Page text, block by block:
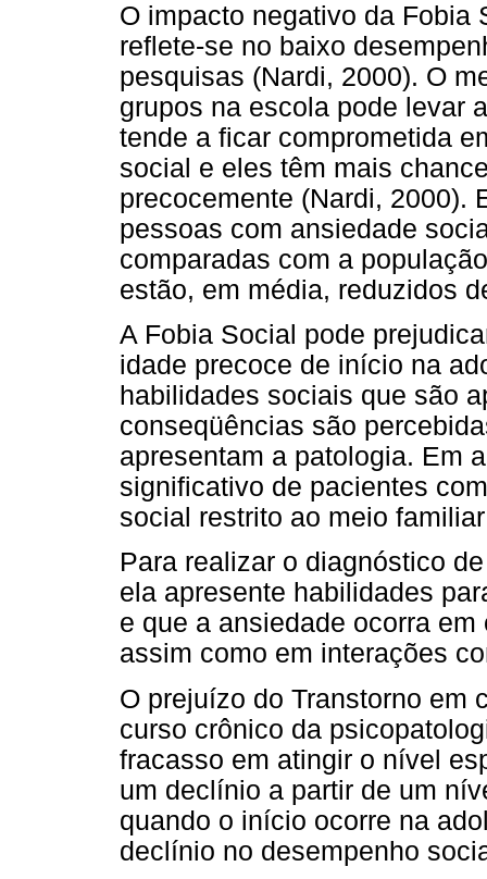
O impacto negativo da Fobia
reflete-se no baixo
pesquisas (Nardi, 2000). O
grupos na escola pode levar
tende a ficar comprometida
social e eles têm mais
precocemente (Nardi, 2000).
pessoas com ansiedade
comparadas com a
estão, em média, reduzidos
A Fobia Social pode
idade precoce de início na
habilidades sociais que são
conseqüências são
apresentam a patologia. Em
significativo de pacientes
social restrito ao meio
Para realizar o diagnóstico
ela apresente habilidades
e que a ansiedade ocorra
assim como em interações
O prejuízo do Transtorno em
curso crônico da
fracasso em atingir o nível
um declínio a partir de um
quando o início ocorre na
declínio no desempenho